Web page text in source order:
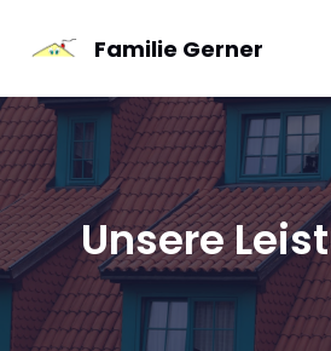
Familie Gerner
Unsere